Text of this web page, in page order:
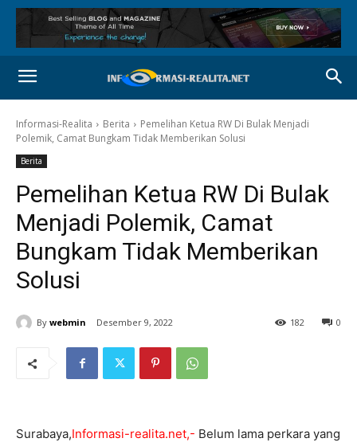
Informasi-Realita Berita
Pemelihan Ketua RW Di Bulak Menjadi
Polemik, Camat Bungkam Tidak Memberikan Solusi
Berita
Pemelihan Ketua RW Di Bulak
Menjadi Polemik, Camat
Bungkam Tidak Memberikan
Solusi
By webmin Desember 9, 2022 0
182
Surabaya,Informasi-realita.net,- Belum lama perkara yang